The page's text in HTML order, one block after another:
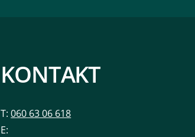
KONTAKT
T:060 63 06 618
E: